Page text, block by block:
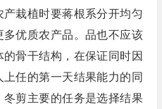
栽植时要蒋根系分开均匀
优质农产品。品也不应该
骨干结构，在保证同时因
任的第一天结果能力的同
剪主要的任务是选择结果